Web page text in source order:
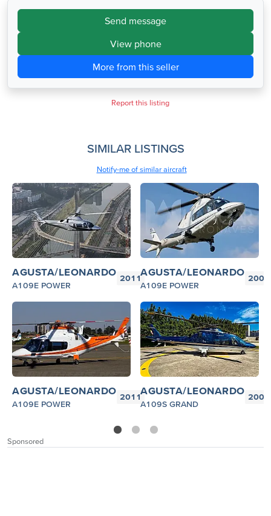
Send message
View phone
More from this seller
Report this listing
SIMILAR LISTINGS
Notify-me of similar aircraft
AGUSTA/LEONARDO
A109E POWER
2011
AGUSTA/LEONARDO
A109E POWER
2009
AGUSTA/LEONARDO
A109E POWER
2011
AGUSTA/LEONARDO
A109S GRAND
2007
1 2 3
Sponsored